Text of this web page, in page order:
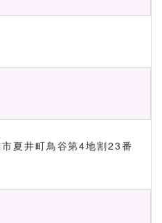
夏井町鳥谷第4地割23番